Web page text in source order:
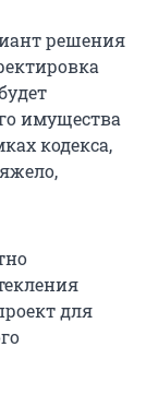
решения
имущества
кодекса,
для